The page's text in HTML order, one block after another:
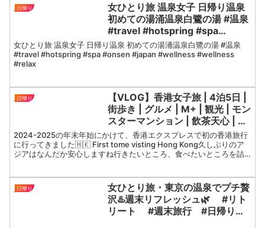
日帰り
女ひとり旅 温泉女子 日帰り温泉
初めての湯涌温泉白鷺の湯 #温泉
#travel #hotspring #spa
#onsen #japan #wellness
#wellness #relax
女ひとり旅 温泉女子 日帰り温泉 初めての湯涌温泉白鷺の湯 #温泉
#travel #hotspring #spa #onsen #japan #wellness #wellness
#relax
日帰り
【VLOG】香港女子旅 | 4泊5日 |
街歩き | グルメ | M+ | 観光 | モン
スターマンション | 飲茶天心 | 夜
景
2024-2025の年末年始にかけて、香港エクスプレスで初の香港旅行
に行ってきました🇭🇰 First tome visting Hong Kong久しぶりのア
ジアはなんだか安心しますね行きたいところ、食べたいところを詰
日帰り
女ひとり旅・東京の温泉でプチ贅
沢♨️週末リフレッシュ🌿 #リト
リート #週末旅行 #日帰り旅